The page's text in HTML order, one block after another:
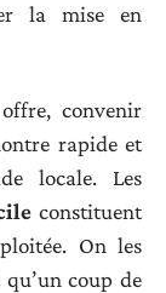
la mise en
convenir
rapide et
locale. Les
constituent
On les
coup de